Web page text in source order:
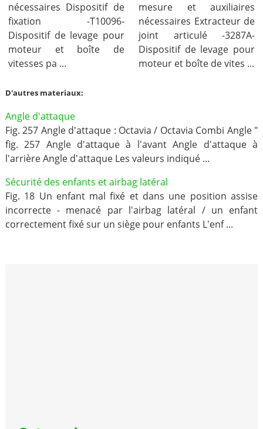
nécessaires Dispositif de
fixation -T10096-
Dispositif de levage pour
moteur et boîte de
vitesses pa ...
mesure et auxiliaires
nécessaires Extracteur de
joint articulé -3287A-
Dispositif de levage pour
moteur et boîte de vites ...
D'autres materiaux:
Angle d'attaque
Fig. 257 Angle d'attaque : Octavia / Octavia Combi Angle "
fig. 257 Angle d'attaque à l'avant Angle d'attaque à
l'arrière Angle d'attaque Les valeurs indiqué ...
Sécurité des enfants et airbag latéral
Fig. 18 Un enfant mal fixé et dans une position assise
incorrecte - menacé par l'airbag latéral / un enfant
correctement fixé sur un siège pour enfants L'enf ...